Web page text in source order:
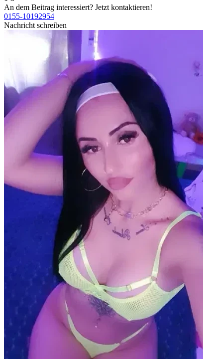
An dem Beitrag interessiert? Jetzt kontaktieren!
0155-10192954
Nachricht schreiben